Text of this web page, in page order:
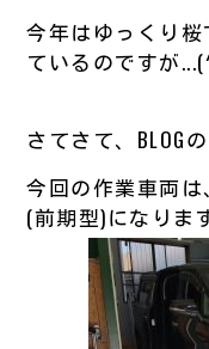
今年はゆっくり
ているのですが
さてさて、BLOG
今回の作業車両
(前期型)になりま